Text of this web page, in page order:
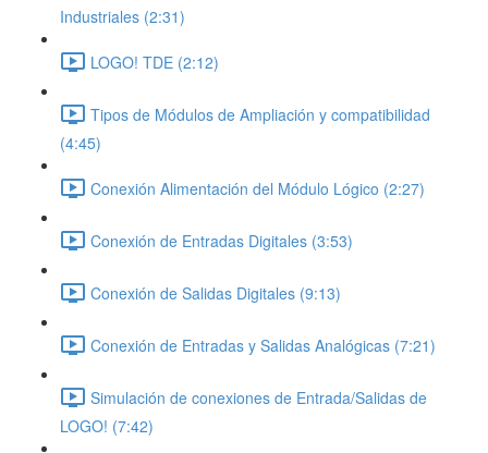
Industriales (2:31)
LOGO! TDE (2:12)
Tipos de Módulos de Ampliación y compatibilidad
(4:45)
Conexión Alimentación del Módulo Lógico (2:27)
Conexión de Entradas Digitales (3:53)
Conexión de Salidas Digitales (9:13)
Conexión de Entradas y Salidas Analógicas (7:21)
Simulación de conexiones de Entrada/Salidas de
LOGO! (7:42)